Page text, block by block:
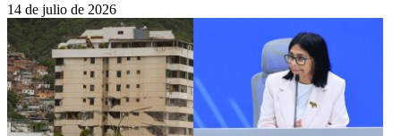
14 de julio de 2026